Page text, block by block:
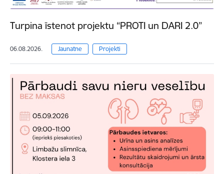
Turpina īstenot projektu “PROTI un DARI 2.0”
06.08.2026. Jaunatne Projekti